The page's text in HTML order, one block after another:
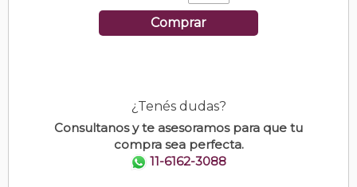
Comprar
¿Tenés dudas?
Consultanos y te asesoramos para que tu
compra sea perfecta.
11-6162-3088